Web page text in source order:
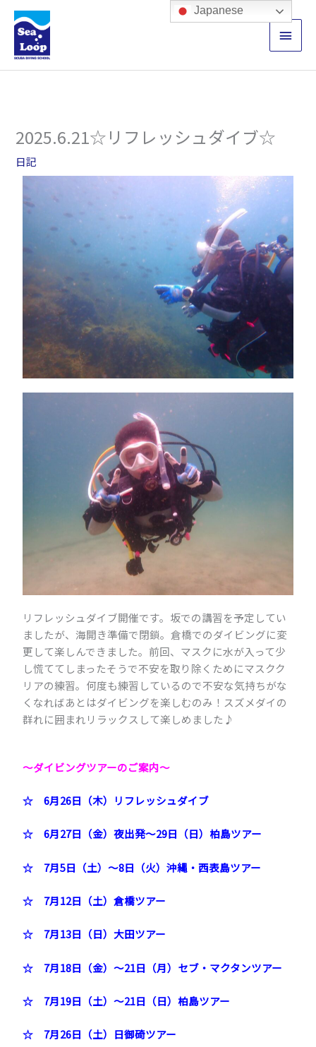
キ
メ
イ
ン
ー
2025.6.21☆リフレッシュダイブ☆
日記
リフレッシュダイブ開催です。坂での講習を予定してい
ましたが、海開き準備で閉鎖。倉橋でのダイビングに変
更して楽しんできました。前回、マスクに水が入って少
し慌ててしまったそうで不安を取り除くためにマスクク
リアの練習。何度も練習しているので不安な気持ちがな
くなればあとはダイビングを楽しむのみ！スズメダイの
群れに囲まれリラックスして楽しめました♪
～ダイビングツアーのご案内～
☆ 6月26日（木）リフレッシュダイブ
☆ 6月27日（金）夜出発～29日（日）柏島ツアー
☆ 7月5日（土）～8日（火）沖縄・西表島ツアー
☆ 7月12日（土）倉橋ツアー
☆ 7月13日（日）大田ツアー
☆ 7月18日（金）～21日（月）セブ・マクタンツアー
☆ 7月19日（土）～21日（日）柏島ツアー
☆ 7月26日（土）日御碕ツアー
Japanese